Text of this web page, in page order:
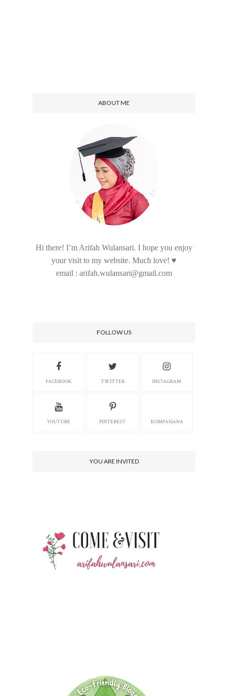
ABOUT ME
Hi there! I’m Arifah Wulansari. I hope you enjoy
your visit to my website. Much love! ♥
email : arifah.wulansari@gmail.com
FOLLOW US
FACEBOOK TWITTER INSTAGRAM
YOUTUBE PINTEREST KOMPASIANA
YOU ARE INVITED